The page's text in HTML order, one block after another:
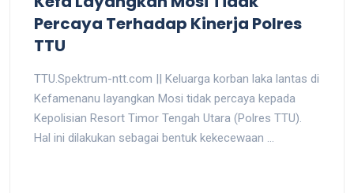
Percaya Terhadap Kinerja Polres
TTU
TTU.Spektrum-ntt.com || Keluarga korban laka lantas di
Kefamenanu layangkan Mosi tidak percaya kepada
Kepolisian Resort Timor Tengah Utara (Polres TTU).
Hal ini dilakukan sebagai bentuk kekecewaan ...